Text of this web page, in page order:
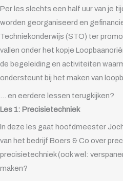
Per les slechts een half uur van je
worden georganiseerd en
Techniekonderwijs (STO) ter
vallen onder het kopje
de begeleiding en activiteiten
ondersteunt bij het maken van
… en eerdere lessen terugkijken?
Les 1: Precisietechniek
In deze les gaat hoofdmeester
van het bedrijf Boers & Co over
precisietechniek (ook wel:
maken?